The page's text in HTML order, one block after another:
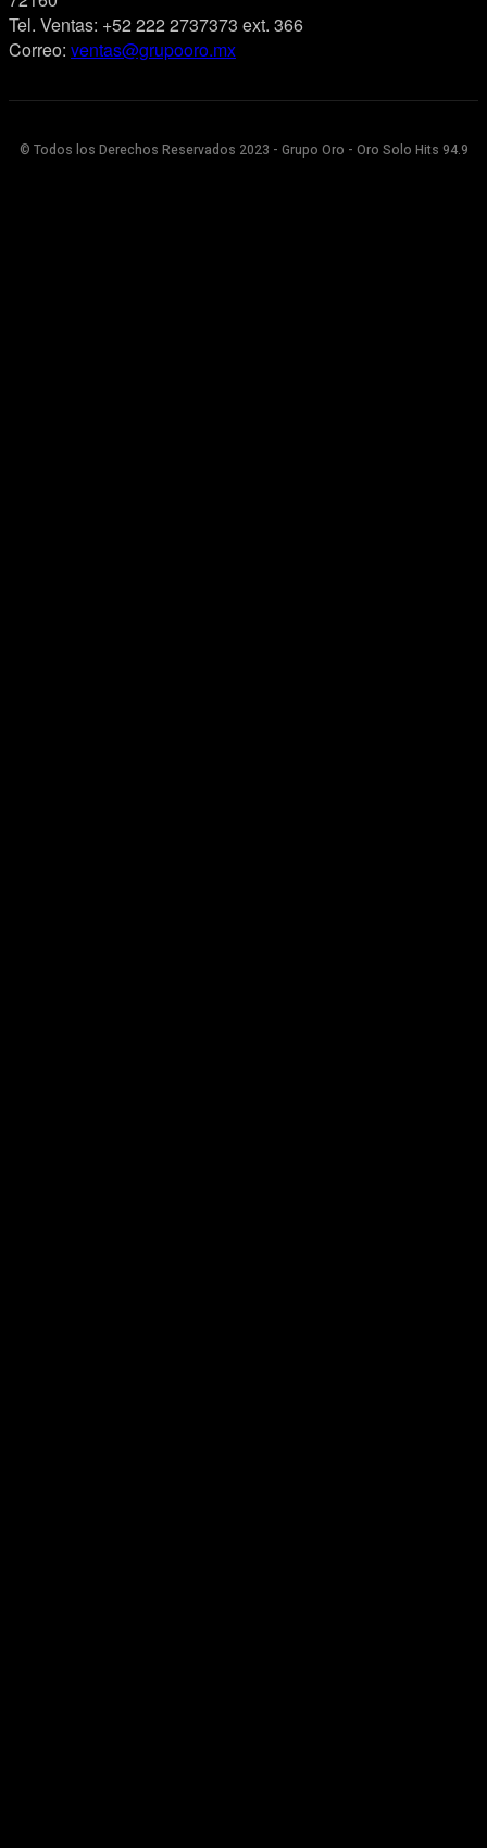
Tel. Ventas: +52 222 2737373 ext. 366
Correo: ventas@grupooro.mx
© Todos los Derechos Reservados 2023 - Grupo Oro - Oro Solo Hits 94.9